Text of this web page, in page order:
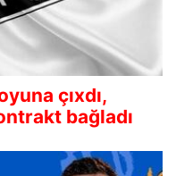
çıxdı,
bağladı